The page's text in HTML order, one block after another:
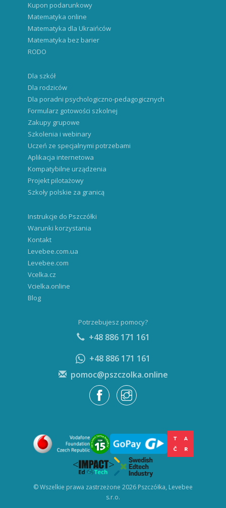
Kupon podarunkowy
Matematyka online
Matematyka dla Ukraińców
Matematyka bez barier
RODO
Dla szkół
Dla rodziców
Dla poradni psychologiczno-pedagogicznych
Formularz gotowości szkolnej
Zakupy grupowe
Szkolenia i webinary
Uczeń ze specjalnymi potrzebami
Aplikacja internetowa
Kompatybilne urządzenia
Projekt pilotażowy
Szkoły polskie za granicą
Instrukcje do Pszczółki
Warunki korzystania
Kontakt
Levebee.com.ua
Levebee.com
Vcelka.cz
Vcielka.online
Blog
Potrzebujesz pomocy?
+48 886 171 161
+48 886 171 161
pomoc@pszczolka.online
© Wszelkie prawa zastrzeżone 2026 Pszczółka, Levebee
s.r.o.